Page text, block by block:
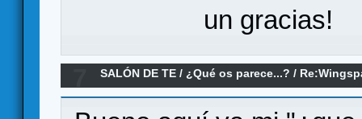
un gracias!
SALÓN DE TE / ¿Qué os parece...? /